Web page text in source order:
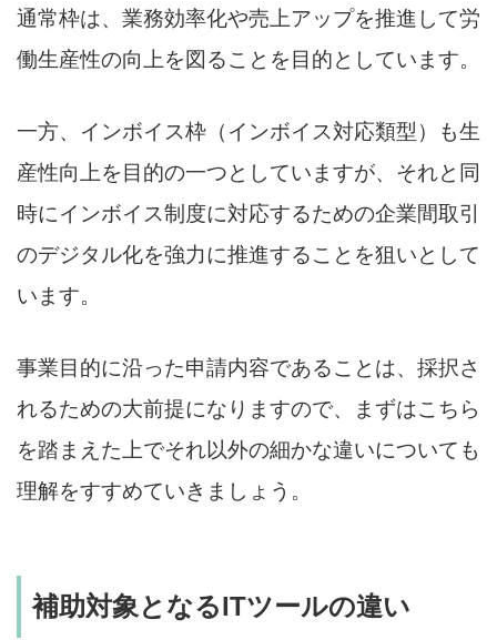
通常枠は、業務効率化や売上アップを推進して労
働生産性の向上を図ることを目的としています。
一方、インボイス枠（インボイス対応類型）も生
産性向上を目的の一つとしていますが、それと同
時にインボイス制度に対応するための企業間取引
のデジタル化を強力に推進することを狙いとして
います。
事業目的に沿った申請内容であることは、採択さ
れるための大前提になりますので、まずはこちら
を踏まえた上でそれ以外の細かな違いについても
理解をすすめていきましょう。
補助対象となるITツールの違い